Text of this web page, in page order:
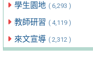
學生園地 ( 6,293 )
教師研習 ( 4,119 )
來文宣導 ( 2,312 )